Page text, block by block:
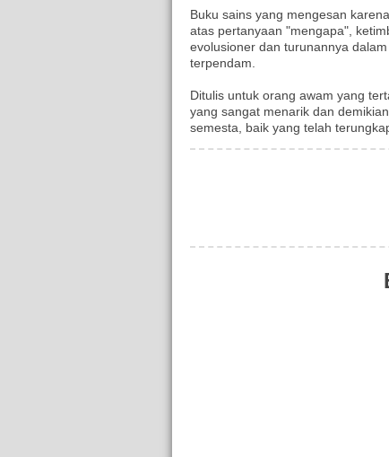
Buku sains yang mengesan
atas pertanyaan "mengapa",
evolusioner dan turunannya
terpendam.
Ditulis untuk orang awam yang
yang sangat menarik dan
semesta, baik yang telah